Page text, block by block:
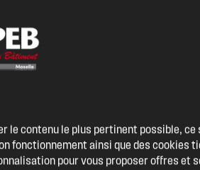
le contenu le plus pertinent possible,
fonctionnement ainsi que des cookies
pour vous proposer offres et